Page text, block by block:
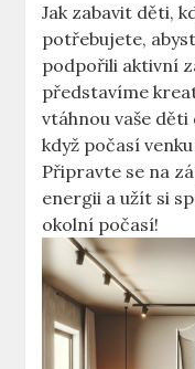
Jak zabavit děti,
potřebujete,
podpořili aktivní
představíme
vtáhnou vaše
když počasí
Připravte se na
energii a užít si
okolní počasí!